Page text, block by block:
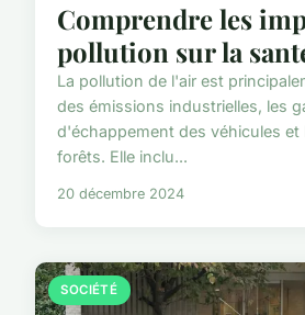
Comprendre les
pollution sur la
La pollution de l'air est
des émissions industrielles, les
d'échappement des véhicules et
forêts. Elle inclu...
20 décembre 2024
SOCIÉTÉ